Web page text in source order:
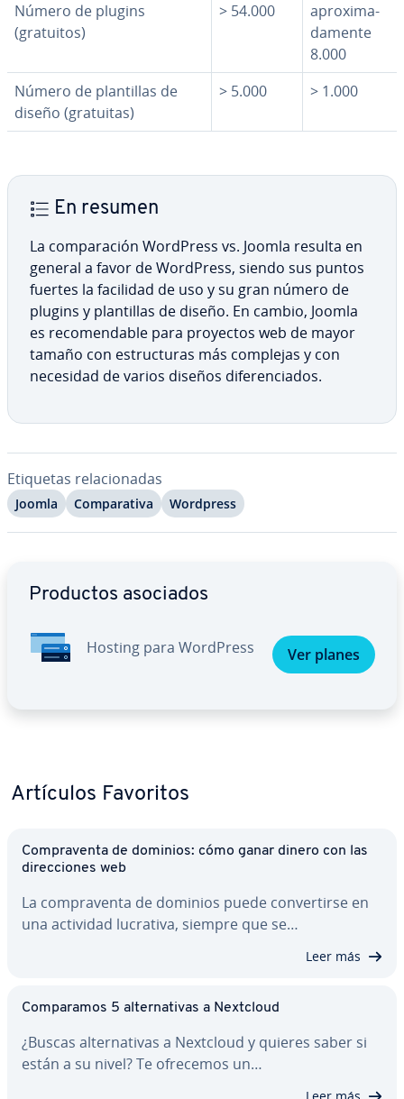
Número de plugins
(gratuitos)
> 54.000
apro­xi­ma­
da­me­n­te
8.000
Número de pla­n­ti­llas de
diseño (gratuitas)
> 5.000 > 1.000
En resumen
La co­m­pa­ra­ción WordPress vs. Joomla resulta en
general a favor de WordPress, siendo sus puntos
fuertes la facilidad de uso y su gran número de
plugins y pla­n­ti­llas de diseño. En cambio, Joomla
es re­co­me­n­da­ble para proyectos web de mayor
tamaño con es­tru­c­tu­ras más complejas y con
necesidad de varios diseños di­fe­re­n­cia­dos.
Etiquetas re­la­cio­na­das
Joomla Co­m­pa­ra­ti­va Wordpress
Productos asociados
Hosting para WordPress Ver planes
Artículos Favoritos
Co­m­pra­ve­n­ta de dominios: cómo ganar dinero con las
di­re­c­cio­nes web
La co­m­pra­ve­n­ta de dominios puede co­n­ve­r­ti­r­se en
una actividad lucrativa, siempre que se…
Leer más
Co­m­pa­ra­mos 5 al­te­r­na­ti­vas a Nextcloud
¿Buscas al­te­r­na­ti­vas a Nextcloud y quieres saber si
están a su nivel? Te ofrecemos un…